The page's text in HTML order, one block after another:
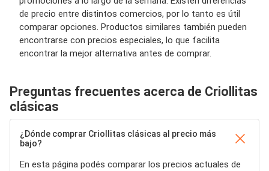
de precio entre distintos comercios, por lo tanto es útil
comparar opciones. Productos similares también pueden
encontrarse con precios especiales, lo que facilita
encontrar la mejor alternativa antes de comprar.
Preguntas frecuentes acerca de Criollitas
clásicas
¿Dónde comprar Criollitas clásicas al precio más
bajo?
En esta página podés comparar los precios actuales de